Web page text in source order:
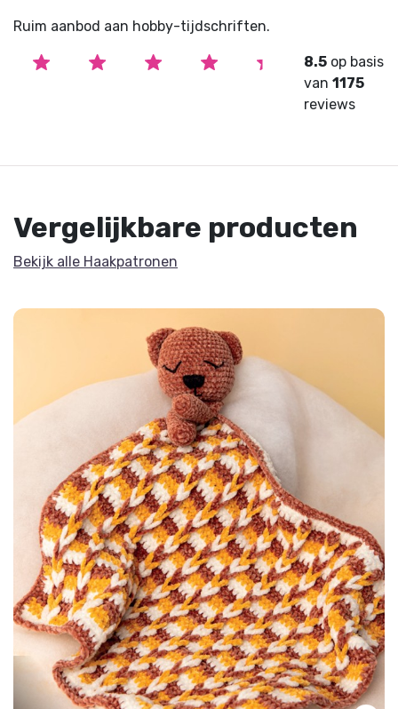
Ruim aanbod aan hobby-tijdschriften.
8.5 op basis
van1175
reviews
Vergelijkbare producten
Bekijk alle Haakpatronen